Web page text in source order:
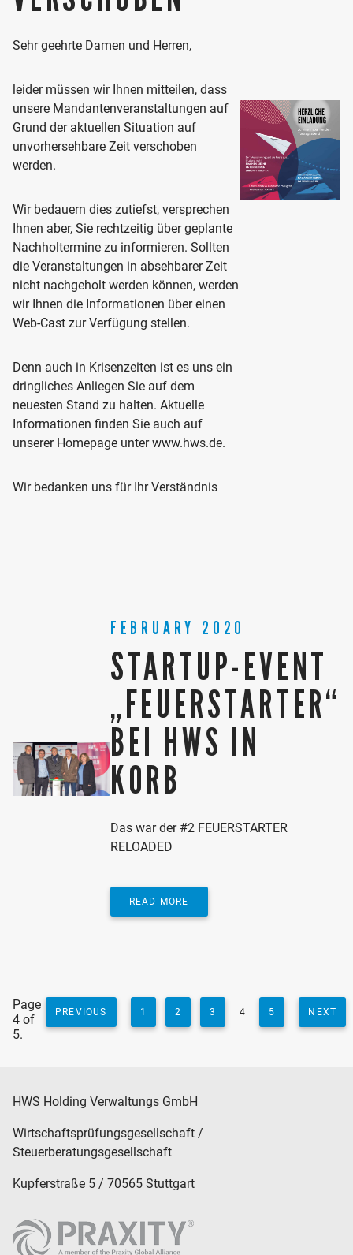
Sehr geehrte Damen und Herren,
leider müssen wir Ihnen mitteilen, dass
unsere Mandantenveranstaltungen auf
Grund der aktuellen Situation auf
unvorhersehbare Zeit verschoben
werden.
Wir bedauern dies zutiefst, versprechen
Ihnen aber, Sie rechtzeitig über geplante
Nachholtermine zu informieren. Sollten
die Veranstaltungen in absehbarer Zeit
nicht nachgeholt werden können, werden
wir Ihnen die Informationen über einen
Web-Cast zur Verfügung stellen.
Denn auch in Krisenzeiten ist es uns ein
dringliches Anliegen Sie auf dem
neuesten Stand zu halten. Aktuelle
Informationen finden Sie auch auf
unserer Homepage unter www.hws.de.
Wir bedanken uns für Ihr Verständnis
FEBRUARY 2020
STARTUP-EVENT
„FEUERSTARTER“
BEI HWS IN
KORB
Das war der #2 FEUERSTARTER
RELOADED
READ MORE
Page
4 of
5.
PREVIOUS 1 2 3 4 5 NEXT
HWS Holding Verwaltungs GmbH
Wirtschaftsprüfungsgesellschaft /
Steuerberatungsgesellschaft
Kupferstraße 5 / 70565 Stuttgart